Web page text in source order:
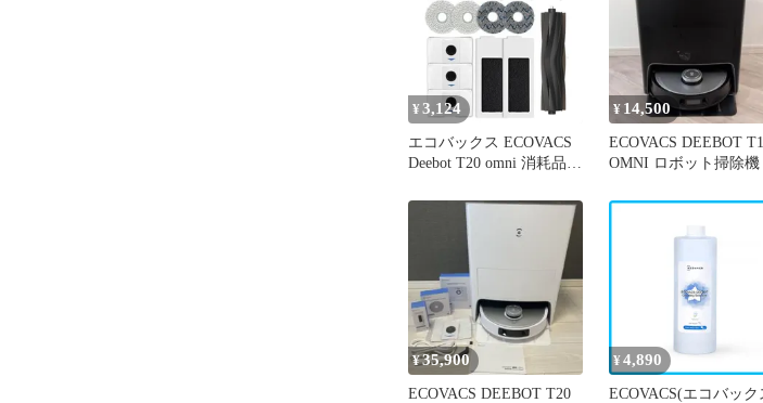
¥ 3,124
エコバックス ECOVACS
Deebot T20 omni 消耗品
耗品 Deebot T20 PRO／
MAX T20 Pro／Max Plus
掃除機アクセサリー用交
換部品 ダストバッグ3
枚、モップパッド４枚、
フィル 1
¥ 14,500
ECOVACS DEEBOT
OMNI ロボット掃除機
¥35,900
ECOVACS DEEBOT T20
¥ 4,890
ECOVACS(エコバック